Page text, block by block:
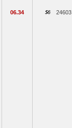
06.34 24603